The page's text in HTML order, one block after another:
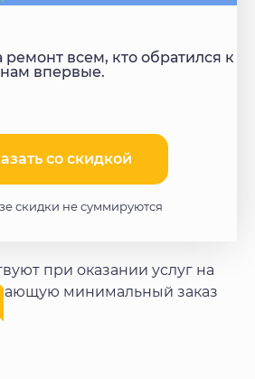
всем, кто обратился к
нам впервые.
со скидкой​
скидки не суммируются
при оказании услуг на
минимальный заказ